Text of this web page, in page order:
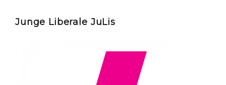
Junge Liberale JuLis